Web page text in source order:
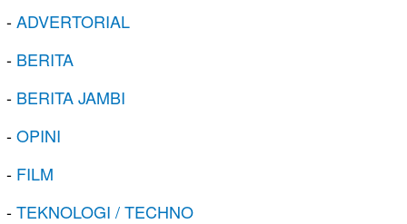
-ADVERTORIAL
- BERITA
- BERITA JAMBI
-OPINI
- FILM
-TEKNOLOGI / TECHNO